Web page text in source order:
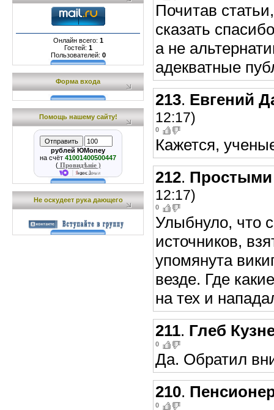
Онлайн всего: 1
Гостей: 1
Пользователей: 0
Форма входа
Помощь нашему сайту!
рублей ЮMoney
на счёт 41001400500447
( Провидѣніе )
Не оскудеет рука дающего
Почитав
сказать
а не
адекватные
213. Евгений
12:17)
0
Кажется,
212.
12:17)
0
Улыбнуло, что
источников,
упомянута
везде. Где
на тех и
211. Глеб
0
Да. Обратил
210.
0